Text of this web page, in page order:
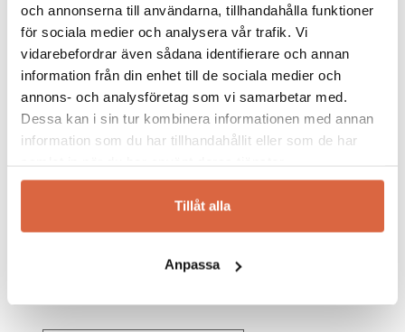
och annonserna till användarna, tillhandahålla funktioner
för sociala medier och analysera vår trafik. Vi
vidarebefordrar även sådana identifierare och annan
information från din enhet till de sociala medier och
annons- och analysföretag som vi samarbetar med.
Dessa kan i sin tur kombinera informationen med annan
information som du har tillhandahållit eller som de har
Tillåt alla
Anpassa
Här kan du välja bland naturfärger så som
beige, brunt och grått och även fräscha
möbler i vitt och svart. Sika-Design säljer även
vackra teakmöbler som stora matbord och du
hittar också bekväma hänggungor. Möbler
från Sika-Design är otroligt trevliga att vila
ögonen på och det går lika bra att enbart köpa
med ett matchande bord. Gör möblerna
ytterligare mer bekväma genom att köpa till
Du hittar alla utemöbler i rotting online eller i